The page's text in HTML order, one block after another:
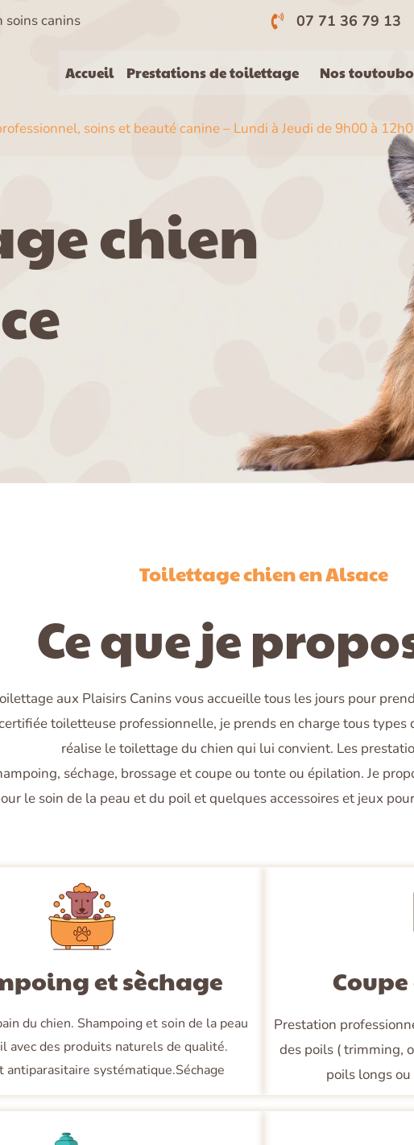
soins canins 07 71 36 79 13
Accueil Prestations de toilettage Nos
soins et beauté canine – Lundi à Jeudi de 9h00 à
chien
Toilettage chien en Alsace
Ce que je
aux Plaisirs Canins vous accueille tous les jours pour
toiletteuse professionnelle, je prends en charge tous types
réalise le toilettage du chien qui lui convient. Les
séchage, brossage et coupe ou tonte ou épilation. Je
le soin de la peau et du poil et quelques accessoires et jeux
et sèchage
du chien. Shampoing et soin de la peau
avec des produits naturels de qualité.
antiparasitaire systématique.Séchage
Prestation
des poils ( trimming,
poils longs